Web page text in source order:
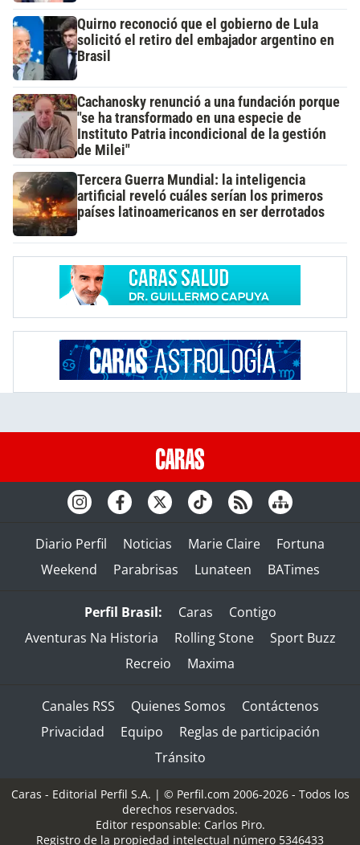
Quirno reconoció que el gobierno de Lula
solicitó el retiro del embajador argentino en
Brasil
Cachanosky renunció a una fundación porque
"se ha transformado en una especie de
Instituto Patria incondicional de la gestión
de Milei"
Tercera Guerra Mundial: la inteligencia
artificial reveló cuáles serían los primeros
países latinoamericanos en ser derrotados
Diario Perfil Noticias Marie Claire
Fortuna
Weekend
Parabrisas Lunateen BATimes
Perfil Brasil: Caras
Contigo
Aventuras Na Historia
Rolling Stone
Sport Buzz
Recreio
Maxima
Canales RSS Quienes Somos
Contáctenos
Privacidad
Equipo
Reglas de participación
Tránsito
Caras - Editorial Perfil S.A. | © Perfil.com 2006-2026 - Todos los
derechos reservados.
Editor responsable: Carlos Piro.
Registro de la propiedad intelectual número 5346433